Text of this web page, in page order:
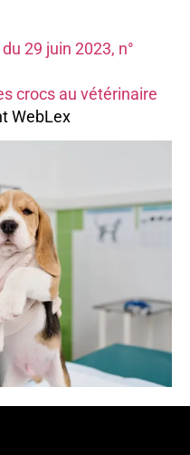
29 juin 2023, n°
crocs au vétérinaire
WebLex